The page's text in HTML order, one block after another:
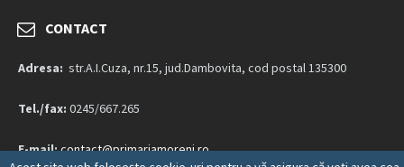
CONTACT
Adresa: str.A.I.Cuza, nr.15, jud.Dambovita, cod postal 135300
Tel./fax: 0245/667.265
E-mail:contact@primariamoreni.ro